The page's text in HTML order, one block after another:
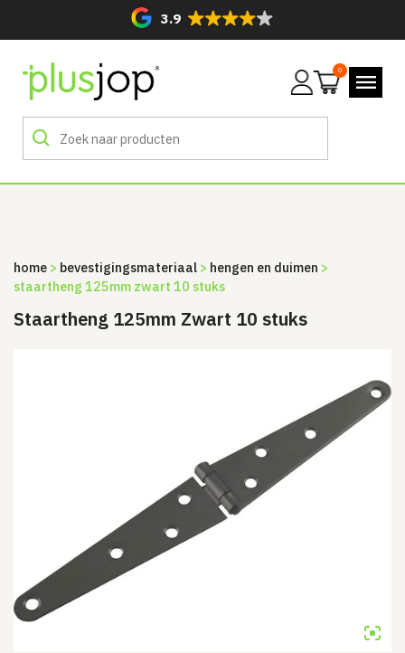
3.9
Mijn
0
home > bevestigingsmateriaal > hengen en duimen >
staartheng 125mm zwart 10 stuks
Staartheng 125mm Zwart 10 stuks